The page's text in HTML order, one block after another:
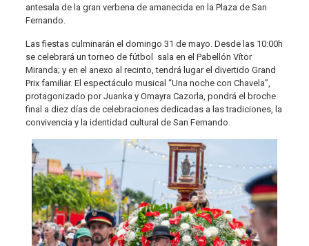
antesala de la gran verbena de amanecida en la Plaza de San
Fernando.
Las fiestas culminarán el domingo 31 de mayo. Desde las 10:00h
se celebrará un torneo de fútbol sala en el Pabellón Vítor
Miranda; y en el anexo al recinto, tendrá lugar el divertido Grand
Prix familiar. El espectáculo musical “Una noche con Chavela”,
protagonizado por Juanka y Omayra Cazorla, pondrá el broche
final a diez días de celebraciones dedicadas a las tradiciones, la
convivencia y la identidad cultural de San Fernando.